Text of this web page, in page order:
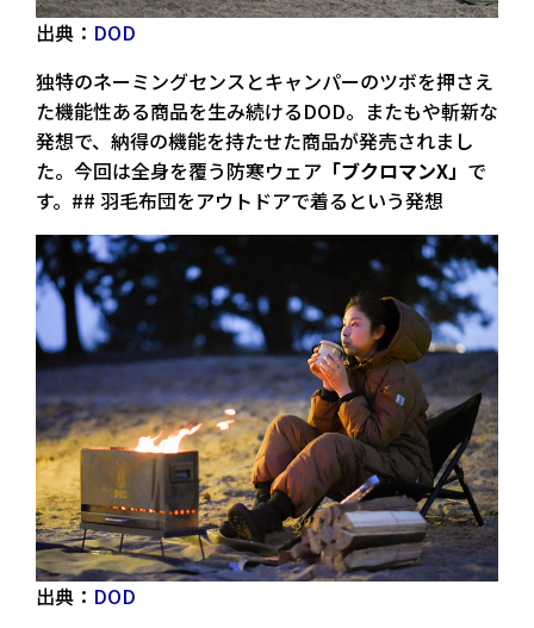
出典： DOD
独特のネーミングセンスとキャンパーのツボを押さえ
た機能性ある商品を生み続けるDOD。またもや斬新な
発想で、納得の機能を持たせた商品が発売されまし
た。今回は全身を覆う防寒ウェア 「ブクロマンX」 で
す。## 羽毛布団をアウトドアで着るという発想
出典： DOD